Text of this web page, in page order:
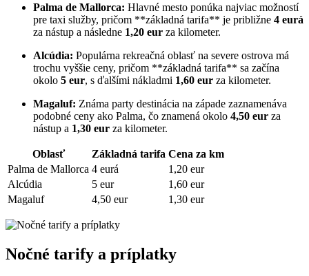
Palma de Mallorca: Hlavné mesto ponúka najviac možností
pre taxi služby, pričom **základná tarifa** je približne 4 eurá
za nástup a následne 1,20 eur za kilometer.
Alcúdia: Populárna rekreačná oblasť na severe ostrova má
trochu vyššie ceny, pričom **základná tarifa** sa začína
okolo 5 eur, s ďalšími nákladmi 1,60 eur za kilometer.
Magaluf: Známa party destinácia na západe zaznamenáva
podobné ceny ako Palma, čo znamená okolo 4,50 eur za
nástup a 1,30 eur za kilometer.
Oblasť Základná tarifa Cena za km
Palma de Mallorca 4 eurá
1,20 eur
Alcúdia
5 eur
1,60 eur
Magaluf
4,50 eur 1,30 eur
Nočné tarify a príplatky